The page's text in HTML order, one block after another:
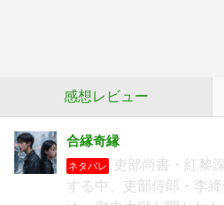
感想レビュー
合縁奇縁
ネタバレ
吏部尚書・紅黎
する中、吏部侍郎・李